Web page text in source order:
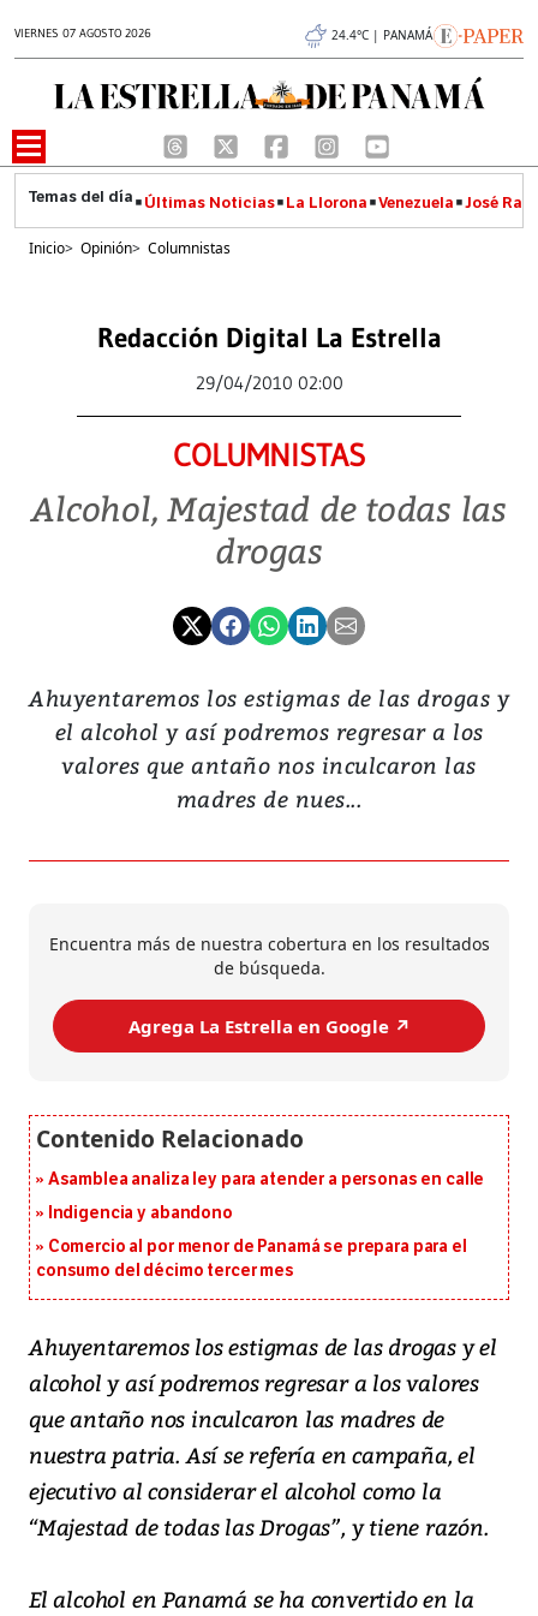
VIERNES 07 AGOSTO 2026 24.4°C | PANAMÁ
Últimas Noticias La Llorona Venezuela José
Inicio> Opinión> Columnistas
Redacción Digital La Estrella
29/04/2010 02:00
COLUMNISTAS
Alcohol, Majestad de todas las
drogas
Ahuyentaremos los estigmas de las drogas y
el alcohol y así podremos regresar a los
valores que antaño nos inculcaron las
madres de nues...
Encuentra más de nuestra cobertura en los resultados
de búsqueda.
Agrega La Estrella en Google ↗️
Asamblea analiza ley para atender a personas en calle
Indigencia y abandono
Comercio al por menor de Panamá se prepara para el
consumo del décimo tercer mes
Ahuyentaremos los estigmas de las drogas y el
alcohol y así podremos regresar a los valores
que antaño nos inculcaron las madres de
nuestra patria. Así se refería en campaña, el
ejecutivo al considerar el alcohol como la
“Majestad de todas las Drogas”, y tiene razón.
El alcohol en Panamá se ha convertido en la